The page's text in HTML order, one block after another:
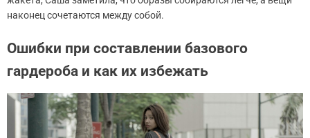
наконец сочетаются между собой.
Ошибки при составлении базового
гардероба и как их избежать